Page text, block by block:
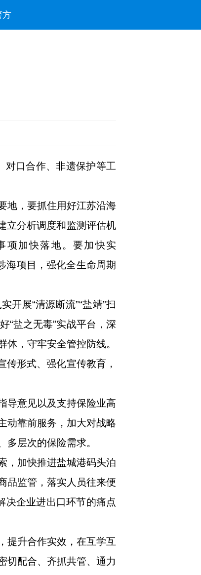
方
对口合作、非遗保护等工
地，要抓住用好江苏沿海
立分析调度和监测评估机
项加快落地。要加快实
海项目，强化全生命周期
开展“清源断流”“盐靖”扫
“盐之无毒”实战平台，深
，守牢安全管控防线。
传形式、强化宣传教育，
导意见以及支持保险业高
动靠前服务，加大对战略
层次的保险需求。
，加快推进盐城港码头泊
品监管，落实人员往来便
决企业进出口环节的痛点
提升合作实效，在互学互
切配合、齐抓共管、通力